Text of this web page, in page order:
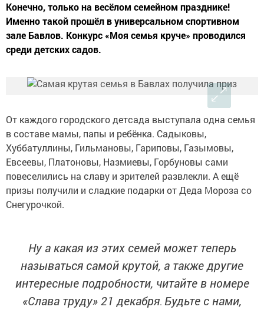
Конечно, только на весёлом семейном празднике!
Именно такой прошёл в универсальном спортивном
зале Бавлов. Конкурс «Моя семья круче» проводился
среди детских садов.
От каждого городского детсада выступала одна семья
в составе мамы, папы и ребёнка. Садыковы,
Хуббатуллины, Гильмановы, Гариповы, Газымовы,
Евсеевы, Платоновы, Назмиевы, Горбуновы сами
повеселились на славу и зрителей развлекли. А ещё
призы получили и сладкие подарки от Деда Мороза со
Снегурочкой.
Ну а какая из этих семей может теперь
называться самой крутой, а также другие
интересные подробности, читайте в номере
«Слава труду» 21 декабря. Будьте с нами,